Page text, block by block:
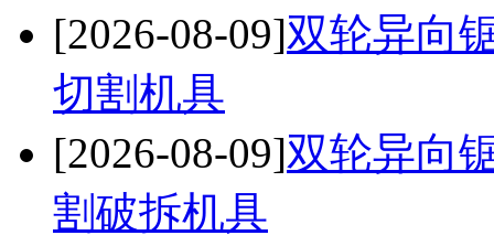
[2026-08-09]双轮异向
切割机具
[2026-08-09]双轮异向
割破拆机具